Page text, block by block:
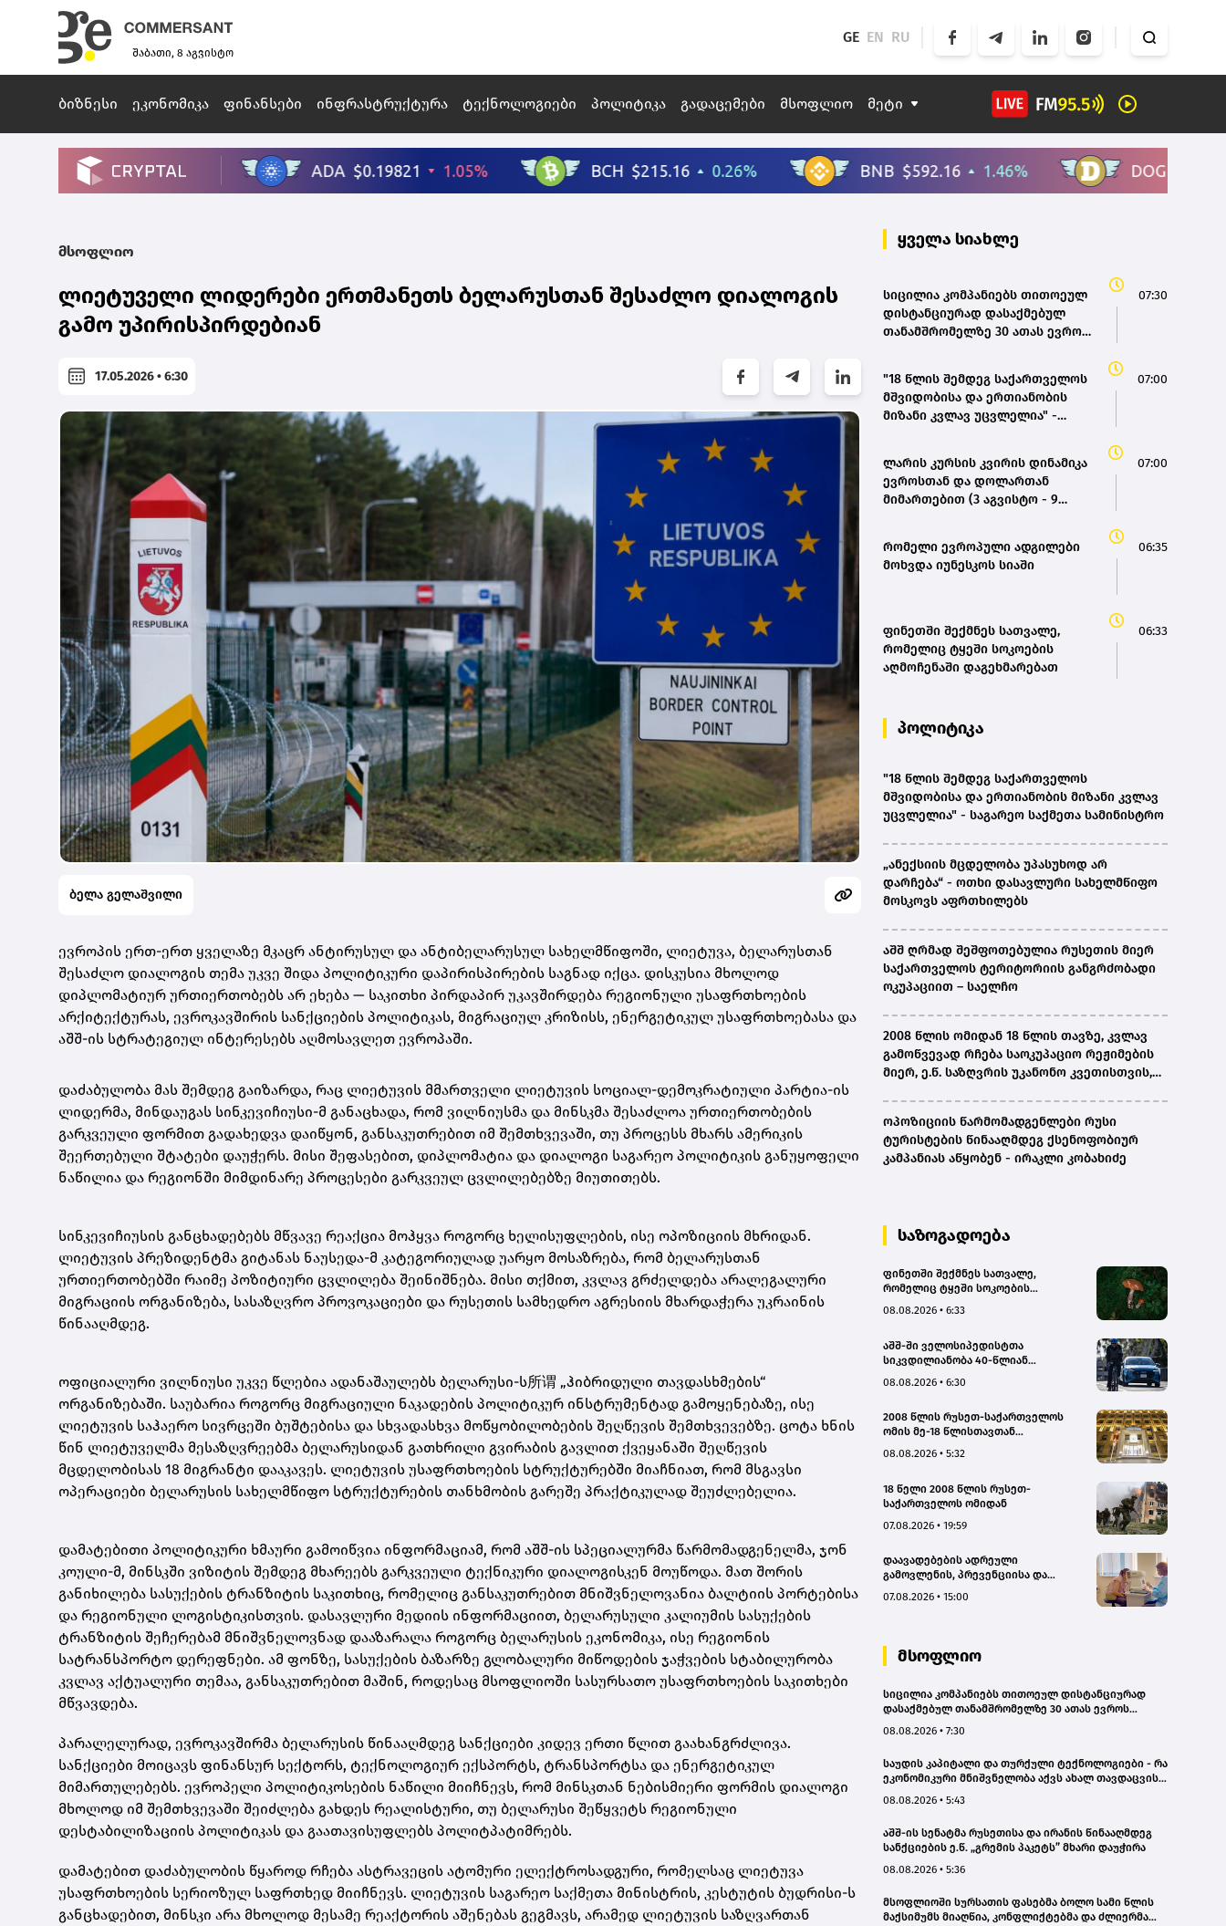
შაბათი, 8 აგვისტო
GE EN RU
ბიზნესი ეკონომიკა ფინანსები ინფრასტრუქტურა ტექნოლოგიები პოლიტიკა გადაცემები მსოფლიო მეტი
მსოფლიო
ლიეტუველი ლიდერები ერთმანეთს ბელარუსთან შესაძლო დიალოგის
გამო უპირისპირდებიან
17.05.2026 • 6:30
ბელა გელაშვილი
ევროპის ერთ-ერთ ყველაზე მკაცრ ანტირუსულ და ანტიბელარუსულ სახელმწიფოში, ლიეტუვა, ბელარუსთან
შესაძლო დიალოგის თემა უკვე შიდა პოლიტიკური დაპირისპირების საგნად იქცა. დისკუსია მხოლოდ
დიპლომატიურ ურთიერთობებს არ ეხება — საკითხი პირდაპირ უკავშირდება რეგიონული უსაფრთხოების
არქიტექტურას, ევროკავშირის სანქციების პოლიტიკას, მიგრაციულ კრიზისს, ენერგეტიკულ უსაფრთხოებასა და
აშშ-ის სტრატეგიულ ინტერესებს აღმოსავლეთ ევროპაში.
დაძაბულობა მას შემდეგ გაიზარდა, რაც ლიეტუვის მმართველი ლიეტუვის სოციალ-დემოკრატიული პარტია-ის
ლიდერმა, მინდაუგას სინკევიჩიუსი-მ განაცხადა, რომ ვილნიუსმა და მინსკმა შესაძლოა ურთიერთობების
გარკვეული ფორმით გადახედვა დაიწყონ, განსაკუთრებით იმ შემთხვევაში, თუ პროცესს მხარს ამერიკის
შეერთებული შტატები დაუჭერს. მისი შეფასებით, დიპლომატია და დიალოგი საგარეო პოლიტიკის განუყოფელი
ნაწილია და რეგიონში მიმდინარე პროცესები გარკვეულ ცვლილებებზე მიუთითებს.
სინკევიჩიუსის განცხადებებს მწვავე რეაქცია მოჰყვა როგორც ხელისუფლების, ისე ოპოზიციის მხრიდან.
ლიეტუვის პრეზიდენტმა გიტანას ნაუსედა-მ კატეგორიულად უარყო მოსაზრება, რომ ბელარუსთან
ურთიერთობებში რაიმე პოზიტიური ცვლილება შეინიშნება. მისი თქმით, კვლავ გრძელდება არალეგალური
მიგრაციის ორგანიზება, სასაზღვრო პროვოკაციები და რუსეთის სამხედრო აგრესიის მხარდაჭერა უკრაინის
წინააღმდეგ.
ოფიციალური ვილნიუსი უკვე წლებია ადანაშაულებს ბელარუსი-ს所谓 „ჰიბრიდული თავდასხმების“
ორგანიზებაში. საუბარია როგორც მიგრაციული ნაკადების პოლიტიკურ ინსტრუმენტად გამოყენებაზე, ისე
ლიეტუვის საჰაერო სივრცეში ბუშტებისა და სხვადასხვა მოწყობილობების შეღწევის შემთხვევებზე. ცოტა ხნის
წინ ლიეტუველმა მესაზღვრეებმა ბელარუსიდან გათხრილი გვირაბის გავლით ქვეყანაში შეღწევის
მცდელობისას 18 მიგრანტი დააკავეს. ლიეტუვის უსაფრთხოების სტრუქტურებში მიაჩნიათ, რომ მსგავსი
ოპერაციები ბელარუსის სახელმწიფო სტრუქტურების თანხმობის გარეშე პრაქტიკულად შეუძლებელია.
დამატებითი პოლიტიკური ხმაური გამოიწვია ინფორმაციამ, რომ აშშ-ის სპეციალურმა წარმომადგენელმა, ჯონ
კოული-მ, მინსკში ვიზიტის შემდეგ მხარეებს გარკვეული ტექნიკური დიალოგისკენ მოუწოდა. მათ შორის
განიხილება სასუქების ტრანზიტის საკითხიც, რომელიც განსაკუთრებით მნიშვნელოვანია ბალტიის პორტებისა
და რეგიონული ლოგისტიკისთვის. დასავლური მედიის ინფორმაციით, ბელარუსული კალიუმის სასუქების
ტრანზიტის შეჩერებამ მნიშვნელოვნად დააზარალა როგორც ბელარუსის ეკონომიკა, ისე რეგიონის
სატრანსპორტო დერეფნები. ამ ფონზე, სასუქების ბაზარზე გლობალური მიწოდების ჯაჭვების სტაბილურობა
კვლავ აქტუალური თემაა, განსაკუთრებით მაშინ, როდესაც მსოფლიოში სასურსათო უსაფრთხოების საკითხები
მწვავდება.
პარალელურად, ევროკავშირმა ბელარუსის წინააღმდეგ სანქციები კიდევ ერთი წლით გაახანგრძლივა.
სანქციები მოიცავს ფინანსურ სექტორს, ტექნოლოგიურ ექსპორტს, ტრანსპორტსა და ენერგეტიკულ
მიმართულებებს. ევროპელი პოლიტიკოსების ნაწილი მიიჩნევს, რომ მინსკთან ნებისმიერი ფორმის დიალოგი
მხოლოდ იმ შემთხვევაში შეიძლება გახდეს რეალისტური, თუ ბელარუსი შეწყვეტს რეგიონული
დესტაბილიზაციის პოლიტიკას და გაათავისუფლებს პოლიტპატიმრებს.
დამატებით დაძაბულობის წყაროდ რჩება ასტრავეცის ატომური ელექტროსადგური, რომელსაც ლიეტუვა
უსაფრთხოების სერიოზულ საფრთხედ მიიჩნევს. ლიეტუვის საგარეო საქმეთა მინისტრის, კესტუტის ბუდრისი-ს
განცხადებით, მინსკი არა მხოლოდ მესამე რეაქტორის აშენებას გეგმავს, არამედ ლიეტუვის საზღვართან
ყველა სიახლე
სიცილია კომპანიებს თითოეულ
დისტანციურად დასაქმებულ
თანამშრომელზე 30 ათას ევროს
07:30
"18 წლის შემდეგ საქართველოს
მშვიდობისა და ერთიანობის
მიზანი კვლავ უცვლელია" -
07:00
ლარის კურსის კვირის დინამიკა
ევროსთან და დოლართან
მიმართებით (3 აგვისტო - 9
07:00
რომელი ევროპული ადგილები
მოხვდა იუნესკოს სიაში
06:35
ფინეთში შექმნეს სათვალე,
რომელიც ტყეში სოკოების
აღმოჩენაში დაგეხმარებათ
06:33
პოლიტიკა
"18 წლის შემდეგ საქართველოს
მშვიდობისა და ერთიანობის მიზანი კვლავ
უცვლელია" - საგარეო საქმეთა სამინისტრო
„ანექსიის მცდელობა უპასუხოდ არ
დარჩება“ - ოთხი დასავლური სახელმწიფო
მოსკოვს აფრთხილებს
აშშ ღრმად შეშფოთებულია რუსეთის მიერ
საქართველოს ტერიტორიის განგრძობადი
ოკუპაციით – საელჩო
2008 წლის ომიდან 18 წლის თავზე, კვლავ
გამოწვევად რჩება საოკუპაციო რეჟიმების
მიერ, ე.წ. საზღვრის უკანონო კვეთისთვის,
ენაზე განათლების ხელმისაწვდომობა-
სახალხო დამცველი
ოპოზიციის წარმომადგენლები რუსი
ტურისტების წინააღმდეგ ქსენოფობიურ
კამპანიას აწყობენ - ირაკლი კობახიძე
საზოგადოება
ფინეთში შექმნეს სათვალე,
რომელიც ტყეში სოკოების
08.08.2026 • 6:33
აშშ-ში ველოსიპედისტთა
სიკვდილიანობა 40-წლიან
08.08.2026 • 6:30
2008 წლის რუსეთ-საქართველოს
ომის მე-18 წლისთავთან
შენობებზე სახელმწიფო დროშები
08.08.2026 • 5:32
18 წელი 2008 წლის რუსეთ-
საქართველოს ომიდან
07.08.2026 • 19:59
დაავადებების ადრეული
გამოვლენის, პრევენციისა და
მომსახურებაზე ხელმისაწვდომობის
სკრინინგი გაიმართა – ჯანდაცვის
სამინისტრო
07.08.2026 • 15:00
მსოფლიო
სიცილია კომპანიებს თითოეულ დისტანციურად
დასაქმებულ თანამშრომელზე 30 ათას ევროს
08.08.2026 • 7:30
საუდის კაპიტალი და თურქული ტექნოლოგიები - რა
ეკონომიკური მნიშვნელობა აქვს ახალ თავდაცვის
08.08.2026 • 5:43
აშშ-ის სენატმა რუსეთისა და ირანის წინააღმდეგ
სანქციების ე.წ. „გრემის პაკეტს” მხარი დაუჭირა
08.08.2026 • 5:36
მსოფლიოში სურსათის ფასებმა ბოლო სამი წლის
მაქსიმუმს მიაღწია, კონფლიქტებმა და ძლიერმა